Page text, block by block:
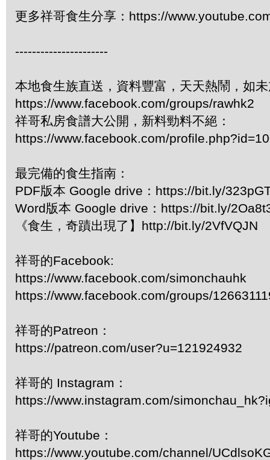
更多祥哥食生分享：https://
----------------------
本地食生族直送，資料豐富，天天熱鬧，如
https://www.facebook.com/groups/rawhk2
祥哥私房食譜大公開，新料勁料不絕：
https://www.facebook.com/
最完備的食生指南：
PDF版本 Google drive：https://bit.ly/
Word版本 Google drive：https://bit.ly/
《食生，奇蹟出現了】http://bit.ly/2VfVQJN
祥哥的Facebook:
https://www.facebook.com/simonchauhk
https://www.facebook.com/groups/
祥哥的Patreon：
https://patreon.com/user?u=121924932
祥哥的 Instagram：
https://www.instagram.com/
祥哥的Youtube：
https://www.youtube.com/channel/